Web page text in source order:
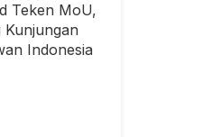
Teken MoU,
Kunjungan
Indonesia